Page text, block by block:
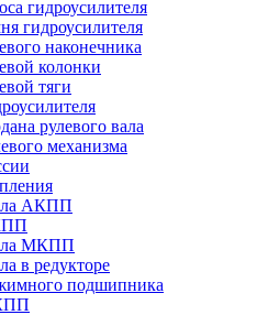
гидроусилителя
гидроусилителя
наконечника
колонки
тяги
рулевого вала
механизма
АКПП
МКПП
в редукторе
подшипника